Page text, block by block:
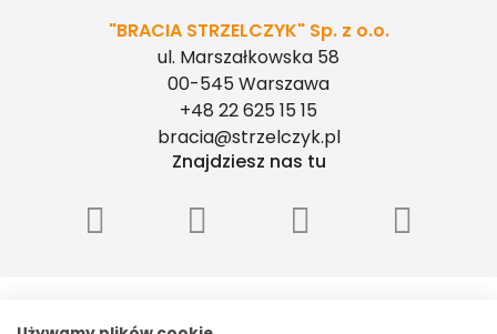
"BRACIA STRZELCZYK" Sp. z o.o.
ul. Marszałkowska 58
00-545 Warszawa
+48 22 625 15 15
bracia@strzelczyk.pl
Znajdziesz nas tu
OGRANICZONĄ ODPOWIEDZIALNOŚCIĄ, ul.